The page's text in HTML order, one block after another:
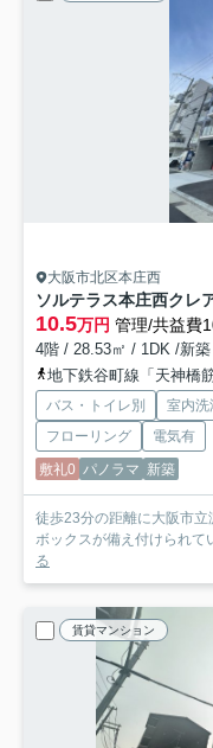
大阪市北区本庄西
ソルテラス本庄西クレ
10.5万円 管理/共益費
4階 / 28.53㎡ / 1DK /新築
地下鉄谷町線「天神橋
バス・トイレ別 室内洗
フローリング
電気有
敷礼0 パノラマ 新築
徒歩23分の距離に大阪市
ボックスが備え付けられて
る
賃貸マンション